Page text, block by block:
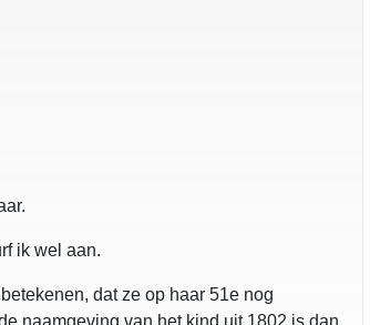
ik wel aan.
dat ze op haar 51e nog
naamgeving van het kind uit 1802 is dan